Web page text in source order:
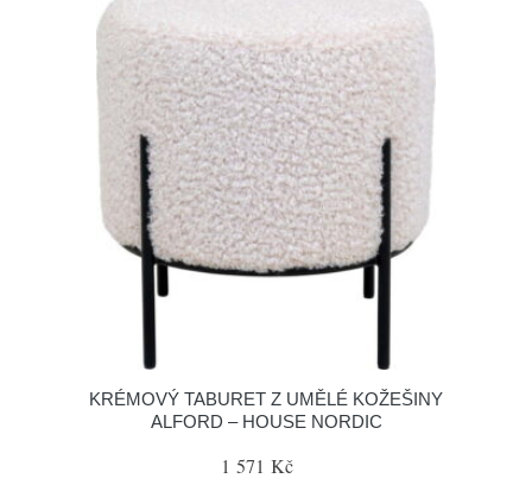
KRÉMOVÝ TABURET Z UMĚLÉ KOŽEŠINY
ALFORD – HOUSE NORDIC
1 571 Kč